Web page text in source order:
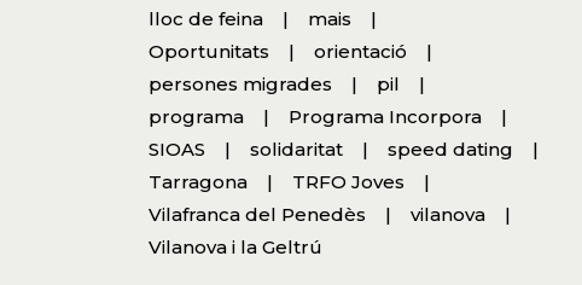
lloc de feina
mais
Oportunitats
orientació
persones migrades
pil
programa
Programa Incorpora
SIOAS
solidaritat
speed dating
Tarragona
TRFO Joves
Vilafranca del Penedès
vilanova
Vilanova i la Geltrú